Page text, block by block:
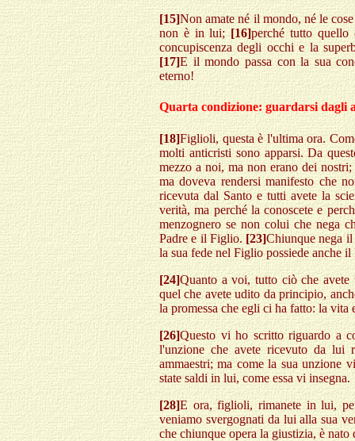
[15]Non amate né il mondo, né le
non è in lui;[16]perché tutto quello
concupiscenza degli occhi e la
[17]E il mondo passa con la sua
eterno!
Quarta condizione: guardarsi dagli
[18]Figlioli, questa è l'ultima ora.
molti anticristi sono apparsi. Da
mezzo a noi, ma non erano dei
ma doveva rendersi manifesto che
ricevuta dal Santo e tutti avete la
verità, ma perché la conoscete e
menzognero se non colui che nega
Padre e il Figlio. [23]Chiunque nega
la sua fede nel Figlio possiede anche il
[24]Quanto a voi, tutto ciò che
quel che avete udito da principio,
la promessa che egli ci ha fatto: la vita
[26]Questo vi ho scritto riguardo a
l'unzione che avete ricevuto da lui
ammaestri; ma come la sua unzione
state saldi in lui, come essa vi insegna.
[28]E ora, figlioli, rimanete in lui,
veniamo svergognati da lui alla sua
che chiunque opera la giustizia, è nato